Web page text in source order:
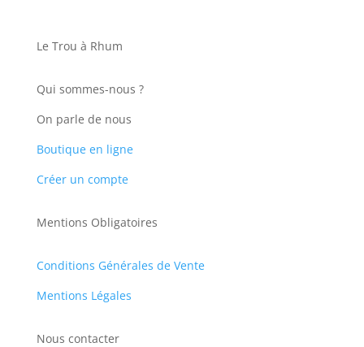
Le Trou à Rhum
Qui sommes-nous ?
On parle de nous
Boutique en ligne
Créer un compte
Mentions Obligatoires
Conditions Générales de Vente
Mentions Légales
Nous contacter